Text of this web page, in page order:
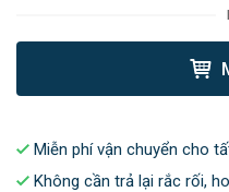
Miễn phí vận chuyển cho
Không cần trả lại rắc rối,